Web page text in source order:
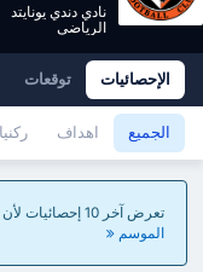
نادي دندي يونايتد
الرياضي
الإحصائيات توقعات
الجميع اهداف
تعرض آخر 10 إحصائيات لأن هذه إحدى مباريات الكأس..
الموسم